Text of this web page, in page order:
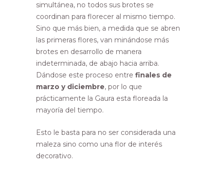
simultánea, no todos sus brotes se
coordinan para florecer al mismo tiempo.
Sino que más bien, a medida que se abren
las primeras flores, van minándose más
brotes en desarrollo de manera
indeterminada, de abajo hacia arriba.
Dándose este proceso entre finales de
marzo y diciembre, por lo que
prácticamente la Gaura esta floreada la
mayoría del tiempo.
Esto le basta para no ser considerada una
maleza sino como una flor de interés
decorativo.